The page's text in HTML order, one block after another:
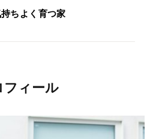
ちよく育つ家
フィール